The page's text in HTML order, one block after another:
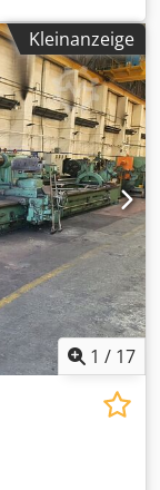
Kleinanzeige
1 / 17